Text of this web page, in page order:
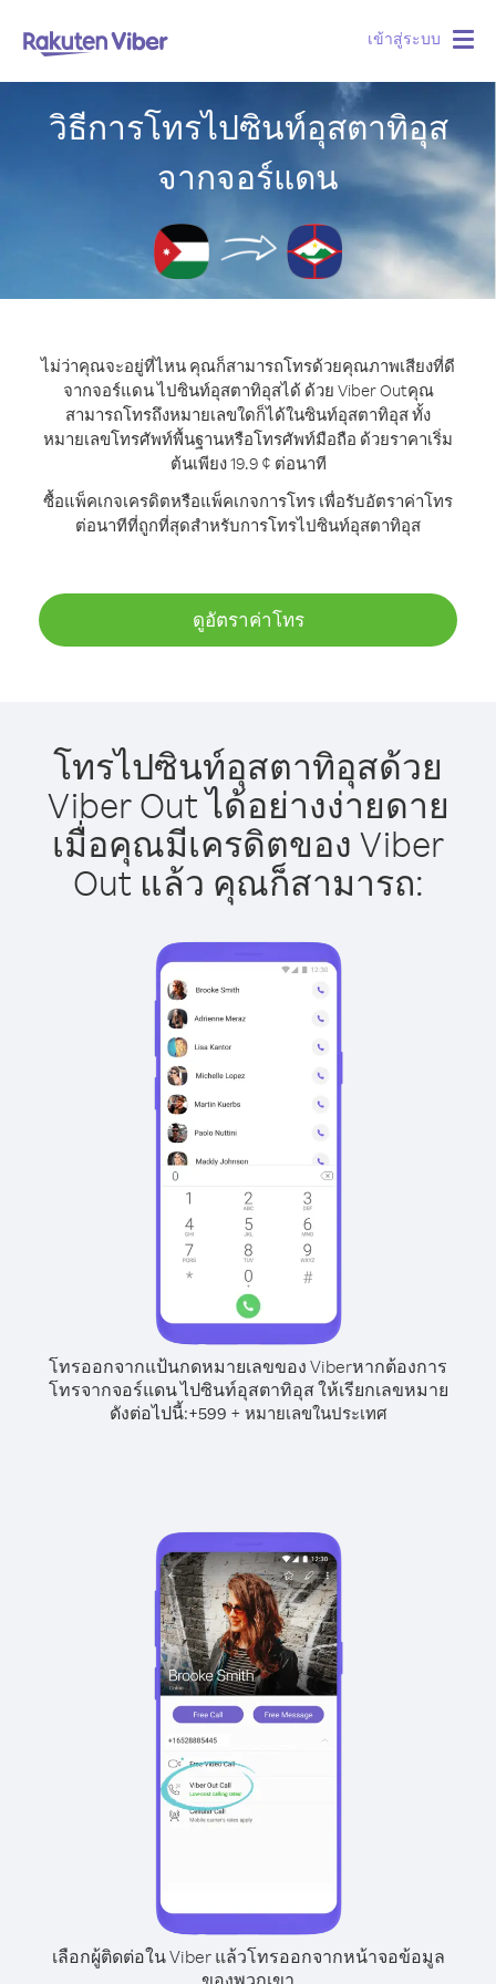
เข้าสู่ระบบ
วิธีการโทรไปซินท์อุสตาทิอุส
จากจอร์แดน
ไม่ว่าคุณจะอยู่ที่ไหน คุณก็สามารถโทรด้วยคุณภาพเสียงที่ดี
จากจอร์แดน ไปซินท์อุสตาทิอุสได้ ด้วย Viber Outคุณ
สามารถโทรถึงหมายเลขใดก็ได้ในซินท์อุสตาทิอุส ทั้ง
หมายเลขโทรศัพท์พื้นฐานหรือโทรศัพท์มือถือ ด้วยราคาเริ่ม
ต้นเพียง 19.9 ¢ ต่อนาที
ซื้อแพ็คเกจเครดิตหรือแพ็คเกจการโทร เพื่อรับอัตราค่าโทร
ต่อนาทีที่ถูกที่สุดสำหรับการโทรไปซินท์อุสตาทิอุส
ดูอัตราค่าโทร
โทรไปซินท์อุสตาทิอุสด้วย
Viber Out ได้อย่างง่ายดาย
เมื่อคุณมีเครดิตของ Viber
Out แล้ว คุณก็สามารถ:
โทรออกจากแป้นกดหมายเลขของ Viberหากต้องการ
โทรจากจอร์แดน ไปซินท์อุสตาทิอุส ให้เรียกเลขหมาย
ดังต่อไปนี้:+599 + หมายเลขในประเทศ
เลือกผู้ติดต่อใน Viber แล้วโทรออกจากหน้าจอข้อมูล
ของพวกเขา